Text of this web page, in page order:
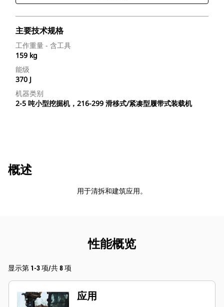
主要技术规格
工作重量 - 含工具
159 kg
能级
370 J
机器类别
2-5 吨小型挖掘机，216-299 滑移式/紧凑型履带式装载机
概述
用于清拆和建筑应用。
性能概览
显示第 1-3 项/共 8 项
应用